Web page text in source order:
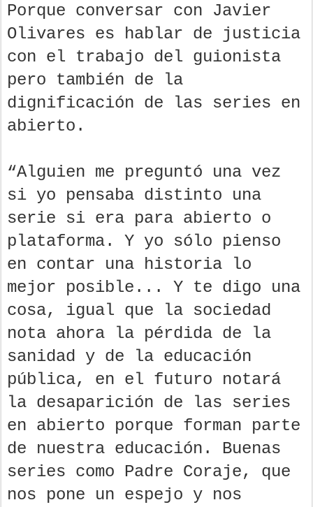
Porque conversar con Javier
Olivares es hablar de justicia
con el trabajo del guionista
pero también de la
dignificación de las series en
abierto.
“Alguien me preguntó una vez
si yo pensaba distinto una
serie si era para abierto o
plataforma. Y yo sólo pienso
en contar una historia lo
mejor posible... Y te digo una
cosa, igual que la sociedad
nota ahora la pérdida de la
sanidad y de la educación
pública, en el futuro notará
la desaparición de las series
en abierto porque forman parte
de nuestra educación. Buenas
series como Padre Coraje, que
nos pone un espejo y nos